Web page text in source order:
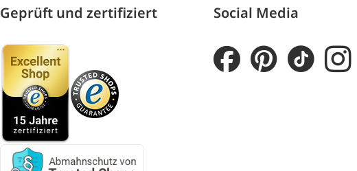
Geprüft und zertifiziert Social Media